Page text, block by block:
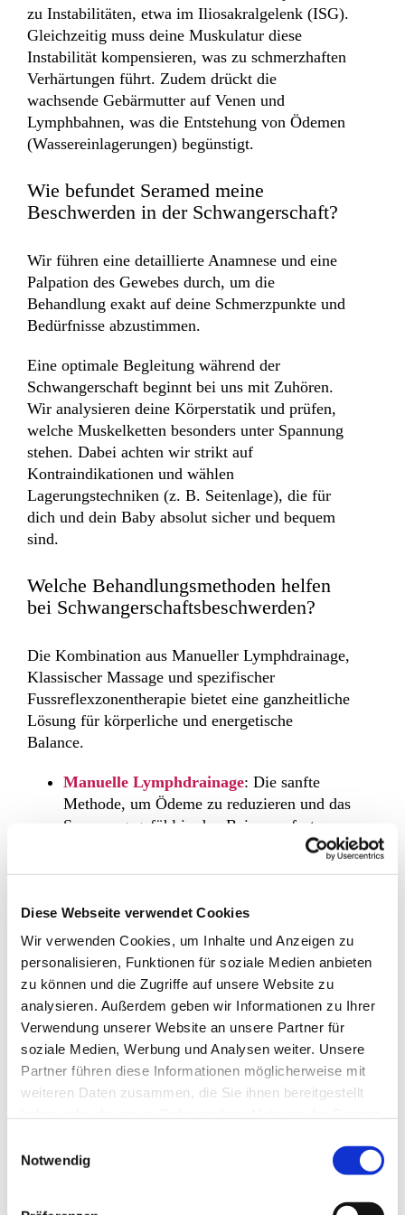
Diese Webseite verwendet Cookies
Wir verwenden Cookies, um Inhalte und Anzeigen zu
personalisieren, Funktionen für soziale Medien anbieten
zu können und die Zugriffe auf unsere Website zu
analysieren. Außerdem geben wir Informationen zu Ihrer
Verwendung unserer Website an unsere Partner für
soziale Medien, Werbung und Analysen weiter. Unsere
Partner führen diese Informationen möglicherweise mit
weiteren Daten zusammen, die Sie ihnen bereitgestellt
Notwendig
zu Instabilitäten, etwa im Iliosakralgelenk (ISG).
Gleichzeitig muss deine Muskulatur diese
Instabilität kompensieren, was zu schmerzhaften
Verhärtungen führt. Zudem drückt die
wachsende Gebärmutter auf Venen und
Lymphbahnen, was die Entstehung von Ödemen
(Wassereinlagerungen) begünstigt.
Wie befundet Seramed meine
Beschwerden in der Schwangerschaft?
Wir führen eine detaillierte Anamnese und eine
Palpation des Gewebes durch, um die
Behandlung exakt auf deine Schmerzpunkte und
Bedürfnisse abzustimmen.
Eine optimale Begleitung während der
Schwangerschaft beginnt bei uns mit Zuhören.
Wir analysieren deine Körperstatik und prüfen,
welche Muskelketten besonders unter Spannung
stehen. Dabei achten wir strikt auf
Kontraindikationen und wählen
Lagerungstechniken (z. B. Seitenlage), die für
dich und dein Baby absolut sicher und bequem
sind.
Welche Behandlungsmethoden helfen
bei Schwangerschaftsbeschwerden?
Die Kombination aus Manueller Lymphdrainage,
Klassischer Massage und spezifischer
Fussreflexzonentherapie bietet eine ganzheitliche
Lösung für körperliche und energetische
Balance.
Manuelle Lymphdrainage: Die sanfte
Methode, um Ödeme zu reduzieren und das
Spannungsgefühl in den Beinen sofort zu
Nackenbereich und fördern die
Durchblutung.
Fussreflexzonentherapie: Diese Methode
ist ein hervorragendes Werkzeug zur
Geburtsvorbereitung. Sie wirkt regulierend
auf das Nervensystem, unterstützt die
hormonelle Balance und hilft deinem
Körper, sich sanft auf die Geburt
einzustimmen.
Beschwerden tun?
Regelmässige sanfte Bewegung, das Hochlegen